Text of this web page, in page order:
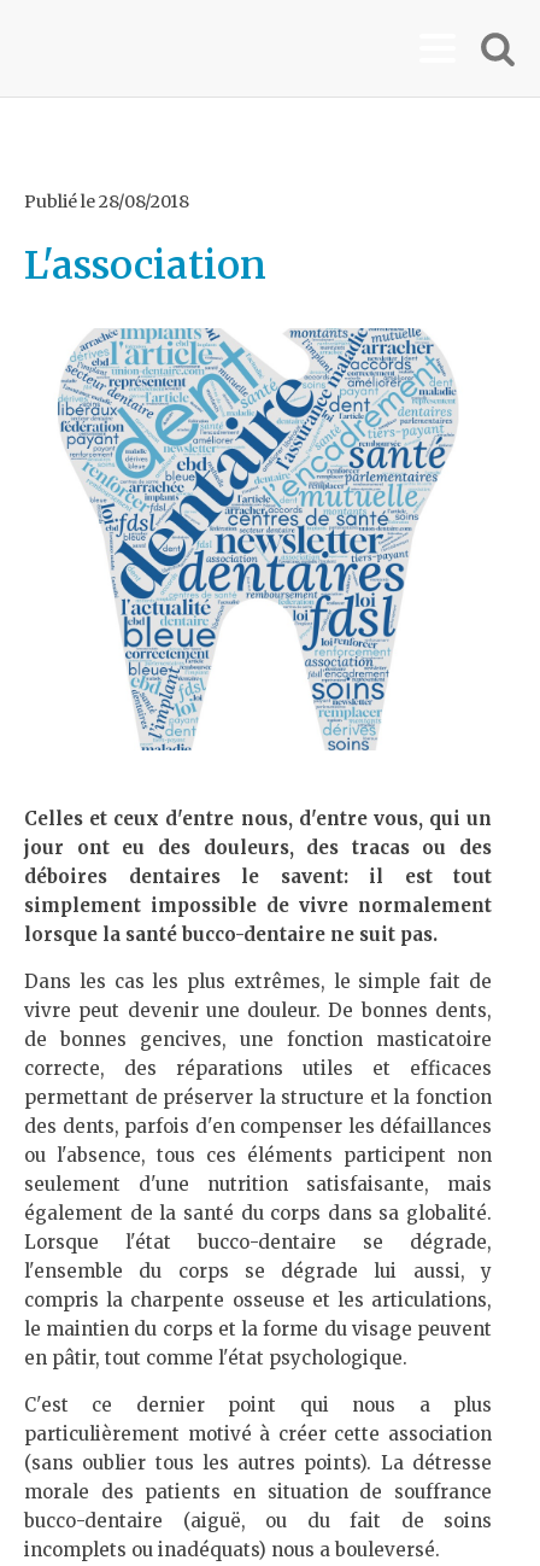
Publié le28/08/2018
L'association
Celles et ceux d'entre nous, d'entre vous, qui un
jour ont eu des douleurs, des tracas ou des
déboires dentaires le savent: il est tout
simplement impossible de vivre normalement
lorsque la santé bucco-dentaire ne suit pas.
Dans les cas les plus extrêmes, le simple fait de
vivre peut devenir une douleur. De bonnes dents,
de bonnes gencives, une fonction masticatoire
correcte, des réparations utiles et efficaces
permettant de préserver la structure et la fonction
des dents, parfois d'en compenser les défaillances
ou l'absence, tous ces éléments participent non
seulement d'une nutrition satisfaisante, mais
également de la santé du corps dans sa globalité.
Lorsque l'état bucco-dentaire se dégrade,
l'ensemble du corps se dégrade lui aussi, y
compris la charpente osseuse et les articulations,
le maintien du corps et la forme du visage peuvent
en pâtir, tout comme l'état psychologique.
C'est ce dernier point qui nous a plus
particulièrement motivé à créer cette association
(sans oublier tous les autres points). La détresse
morale des patients en situation de souffrance
bucco-dentaire (aiguë, ou du fait de soins
incomplets ou inadéquats) nous a bouleversé.